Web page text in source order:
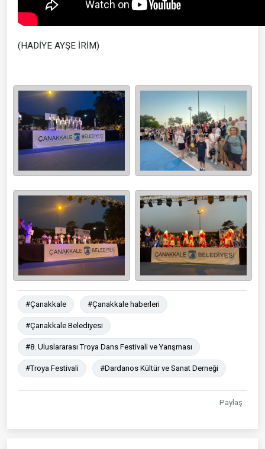
(HADİYE AYŞE İRİM)
#Çanakkale #Çanakkale haberleri
#Çanakkale Belediyesi
#8. Uluslararası Troya Dans Festivali ve Yarışması
#Troya Festivali #Dardanos Kültür ve Sanat Derneği
Paylaş